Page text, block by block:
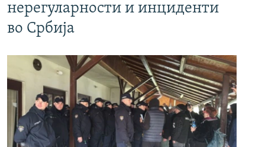
нерегуларности и инциденти
во Србија